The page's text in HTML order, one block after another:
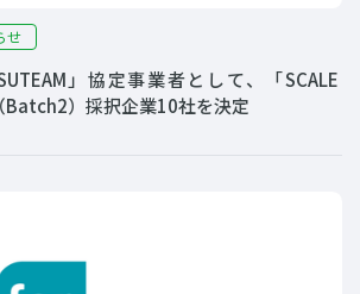
せ
」協定事業者として、「SCALE
）採択企業10社を決定